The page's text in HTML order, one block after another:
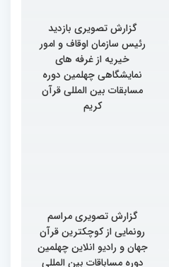
گزارش تصویری بازدید
رئیس سازمان اوقاف و امور
خیریه از غرفه های
نمایشگاهی چهلمین دوره
مسابقات بین المللی قرآن
کریم
گزارش تصویری مراسم
رونمایی از کوچکترین قرآن
جهان و رادیو انلاین چهلمین
دوره مساباقات بین المللی